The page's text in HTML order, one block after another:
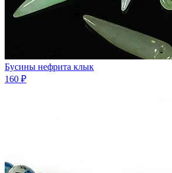
Бусины нефрита клык
160 ₽